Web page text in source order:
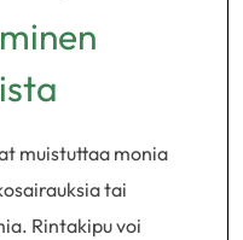
muistuttaa monia
tai
Rintakipu voi